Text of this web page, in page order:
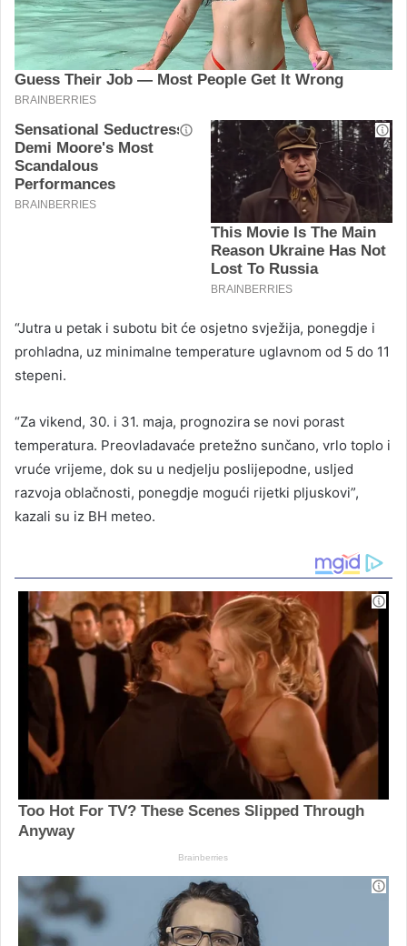
“Jutra u petak i subotu bit će osjetno svježija, ponegdje i
prohladna, uz minimalne temperature uglavnom od 5 do 11
stepeni.
“Za vikend, 30. i 31. maja, prognozira se novi porast
temperatura. Preovladavaće pretežno sunčano, vrlo toplo i
vruće vrijeme, dok su u nedjelju poslijepodne, usljed
razvoja oblačnosti, ponegdje mogući rijetki pljuskovi”,
kazali su iz BH meteo.